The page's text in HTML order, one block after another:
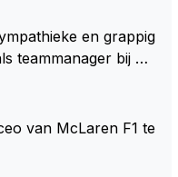
naast Dus glenny st
en grappig
dezelfde weg te b
vanwege zijn persoo
van McLaren F1 te